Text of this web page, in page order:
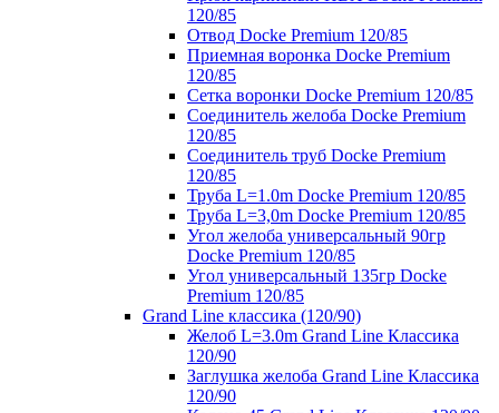
120/85
Отвод Docke Premium 120/85
Приемная воронка Docke Premium
120/85
Сетка воронки Docke Premium 120/85
Соединитель желоба Docke Premium
120/85
Соединитель труб Docke Premium
120/85
Труба L=1.0m Docke Premium 120/85
Труба L=3,0m Docke Premium 120/85
Угол желоба универсальный 90гр
Docke Premium 120/85
Угол универсальный 135гр Docke
Premium 120/85
Grand Line классика (120/90)
Желоб L=3.0m Grand Line Классика
120/90
Заглушка желоба Grand Line Классика
120/90